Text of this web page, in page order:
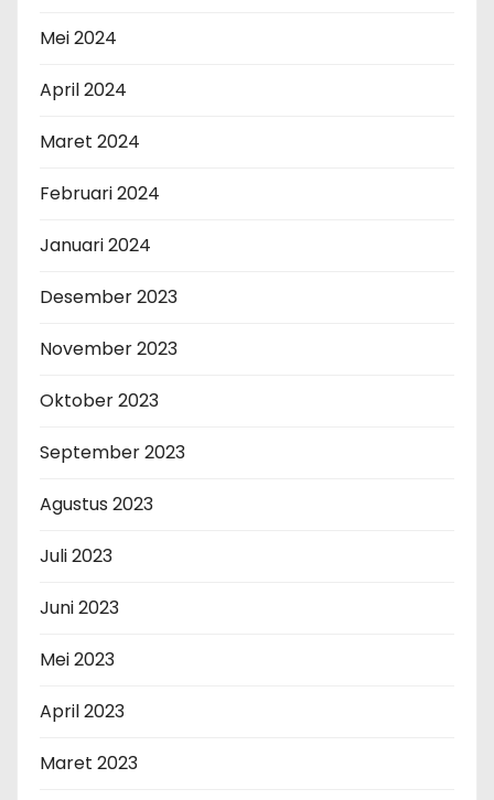
Mei 2024
April 2024
Maret 2024
Februari 2024
Januari 2024
Desember 2023
November 2023
Oktober 2023
September 2023
Agustus 2023
Juli 2023
Juni 2023
Mei 2023
April 2023
Maret 2023